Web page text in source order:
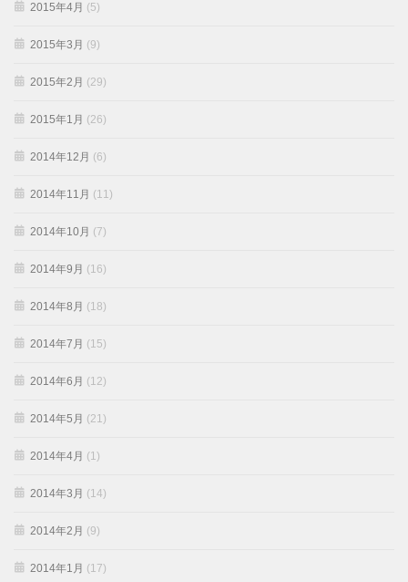
2015年4月 (5)
2015年3月 (9)
2015年2月 (29)
2015年1月 (26)
2014年12月 (6)
2014年11月 (11)
2014年10月 (7)
2014年9月 (16)
2014年8月 (18)
2014年7月 (15)
2014年6月 (12)
2014年5月 (21)
2014年4月 (1)
2014年3月 (14)
2014年2月 (9)
2014年1月 (17)